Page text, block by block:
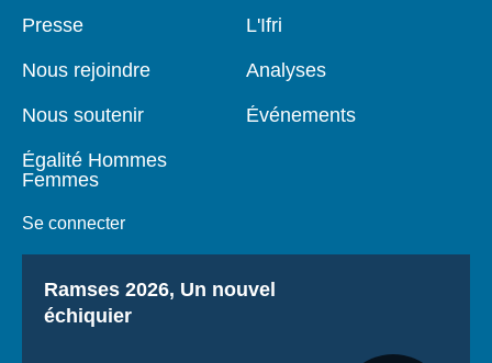
Pied
Presse
Nous rejoindre
Nous soutenir
Égalité Hommes
Femmes
Se connecter
Navigation
L'Ifri
Analyses
Événements
Titre
Ramses 2026, Un nouvel
échiquier